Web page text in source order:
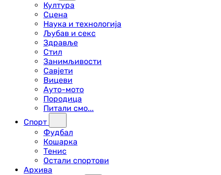
Култура
Сцена
Наука и технологија
Љубав и секс
Здравље
Стил
Занимљивости
Савјети
Вицеви
Ауто-мото
Породица
Питали смо...
Спорт
Фудбал
Кошарка
Тенис
Остали спортови
Архива